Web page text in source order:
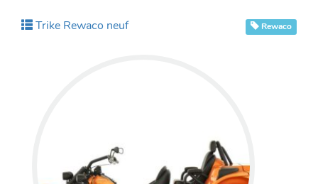
Trike Rewaco neuf Rewaco